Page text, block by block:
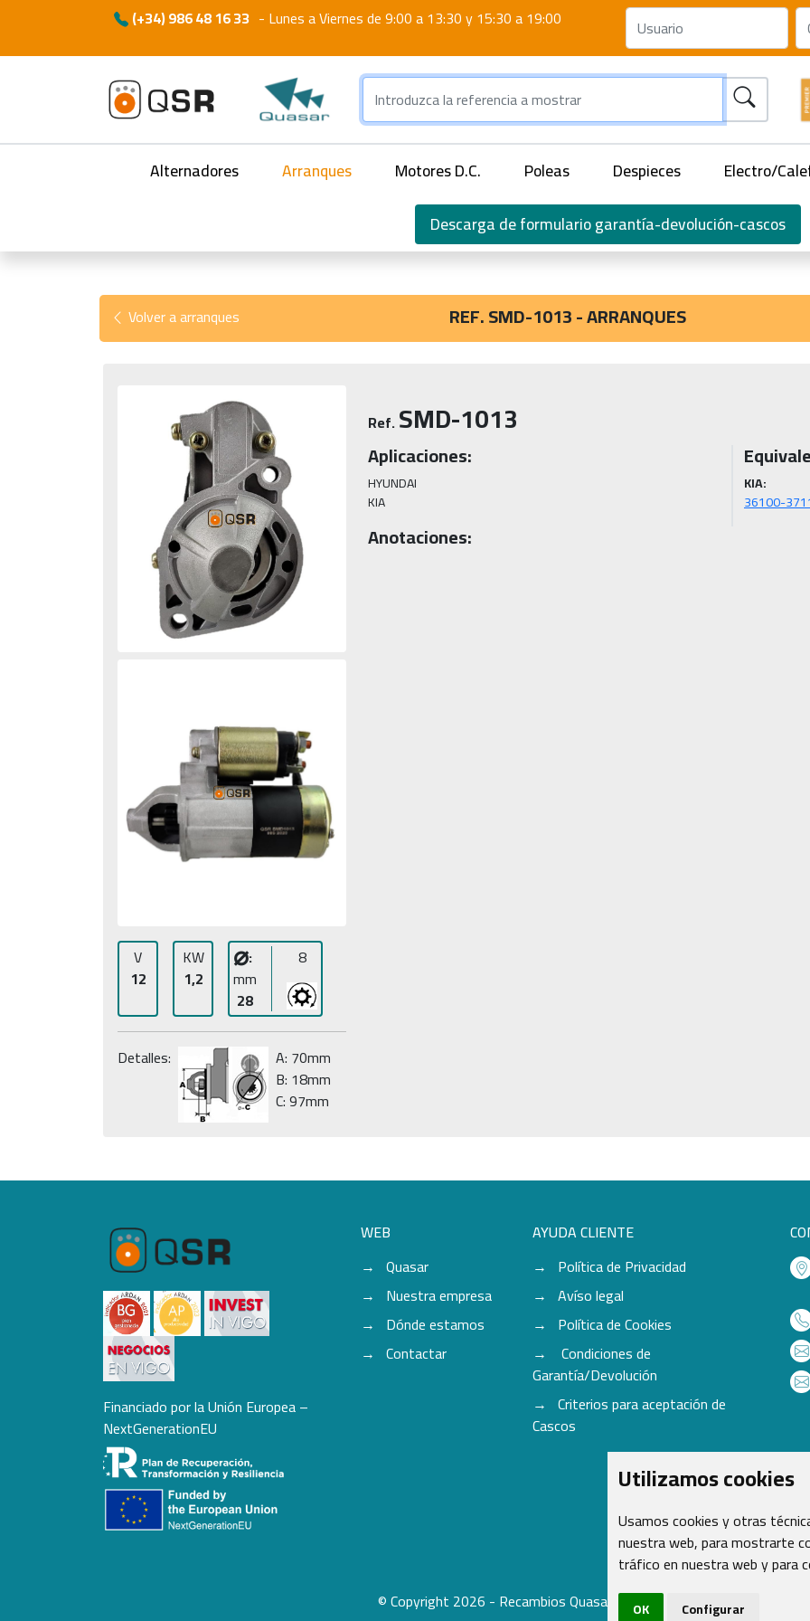
Utilizamos cookies
Usamos cookies y otras
nuestra web, para mostrarte
tráfico en nuestra web y para
OK Configurar
(+34) 986 48 16 33 - Lunes a Viernes de 9:00 a 13:30 y 15:30 a 19:00
Alternadores Arranques Motores D.C. Poleas Despieces Electro/
Descarga de formulario garantía-devolución-cascos
Volver a arranques REF. SMD-1013 - ARRANQUES
V
12
KW
1,2
⌀:
mm
28
8
Detalles:
A: 70mm
B: 18mm
C: 97mm
Ref.SMD-1013
Aplicaciones:
HYUNDAI
KIA
KIA:
36100-
Anotaciones:
Financiado por la Unión Europea –
NextGenerationEU
WEB
Quasar
Nuestra empresa
Dónde estamos
Contactar
AYUDA CLIENTE
Política de Privacidad
Avíso legal
Política de Cookies
Condiciones de
Garantía/Devolución
Criterios para aceptación de
Cascos
© Copyright 2026 - Recambios Quasar S.L. | Todos los derechos